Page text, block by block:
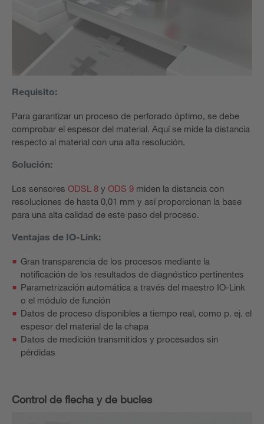
Requisito:
Para garantizar un proceso de perforado óptimo, se debe
comprobar el espesor del material. Aquí se mide la distancia
respecto al material con una alta resolución.
Solución:
Los sensores ODSL 8 y ODS 9 miden la distancia con
resoluciones de hasta 0,01 mm y así proporcionan la base
para una alta calidad de este paso del proceso.
Ventajas de IO-Link:
Gran transparencia de los procesos mediante la
notificación de los resultados de diagnóstico pertinentes
Parametrización automática a través del maestro IO-Link
o el módulo de función
Datos de proceso disponibles a tiempo real, como p. ej. el
espesor del material de la chapa
Datos de medición transmitidos y procesados sin
pérdidas
Control de flecha y de bucles